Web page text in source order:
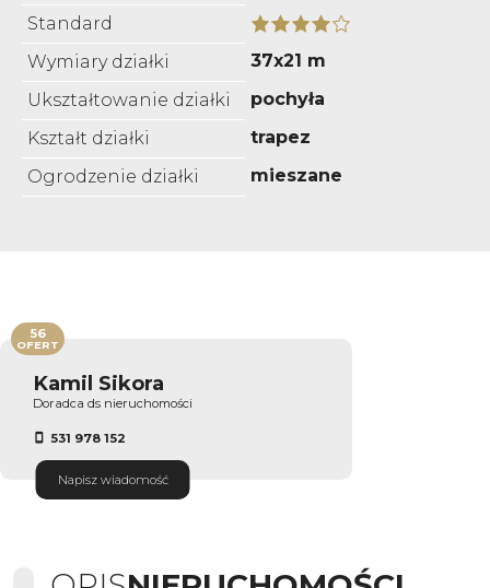
Standard
Wymiary działki
37x21 m
Ukształtowanie działki
pochyła
Kształt działki
trapez
Ogrodzenie działki
mieszane
Kamil Sikora
Doradca ds nieruchomości
531 978 152
Napisz wiadomość
56
OFERT